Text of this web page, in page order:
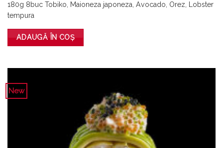
180g 8buc Tobiko, Maioneza japoneza, Avocado, Orez, Lobster
tempura
ADAUGĂ ÎN COȘ
New